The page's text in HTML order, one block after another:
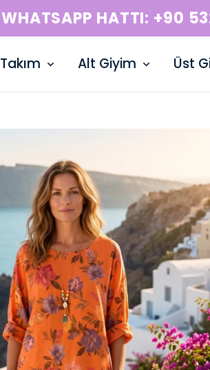
WHATSAPP HATTI: +90
Takım Alt Giyim Üst